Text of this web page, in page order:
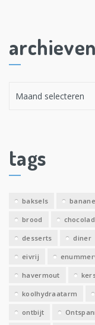
archieven
e
v
tags
baksels
brood
desserts diner
eivrij
havermout
koolhydraatarm
ontbijt